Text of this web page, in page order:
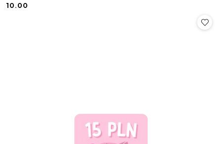
Cena:
10.00